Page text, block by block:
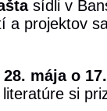
sídli v
a projektov
28. mája o
si